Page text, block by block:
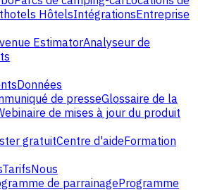
HôtelsIntégrationsEntreprise
EstimatorAnalyseur de
Données
de presseGlossaire de la
de mises à jour du produit
gratuitCentre d'aideFormation
TarifsNous
de parrainageProgramme